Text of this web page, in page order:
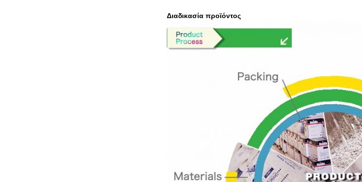
Διαδικασία προϊόντος